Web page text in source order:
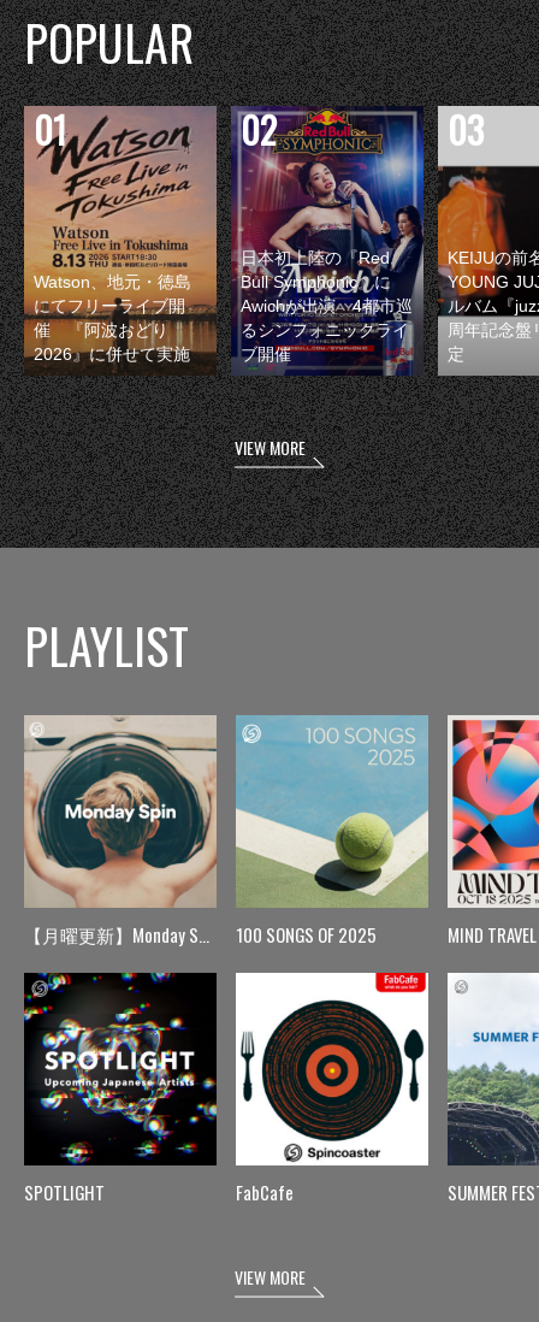
POPULAR
Watson、地元・徳島
にてフリーライブ開
催 『阿波おどり
2026』に併せて実施
日本初上陸の『Red
Bull Symphonic』に
Awichが出演 4都市巡
るシンフォニックライ
ブ開催
KEIJUの前
YOUNG
ルバム『
周年記念盤
定
VIEW MORE
PLAYLIST
【月曜更新】Monday Spin
SPOTLIGHT
100 SONGS OF 2025
FabCafe
MIND TRAVEL
SUMMER
VIEW MORE